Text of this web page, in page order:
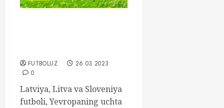
FUTBOLUZ
26.03.2023
0
Latviya, Litva va Sloveniya
futboli, Yevropaning uchta